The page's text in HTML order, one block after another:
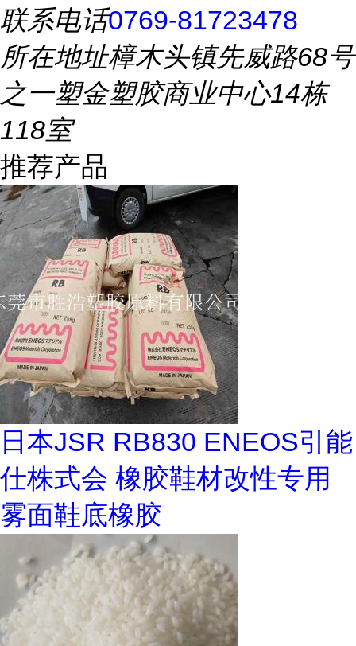
联系电话0769-81723478
所在地址樟木头镇先威路68号
之一塑金塑胶商业中心14栋
118室
推荐产品
日本JSR RB830 ENEOS引能
仕株式会 橡胶鞋材改性专用
雾面鞋底橡胶